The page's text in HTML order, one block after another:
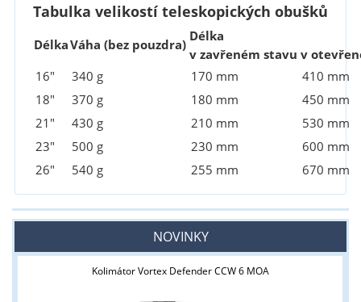
Tabulka velikostí teleskopických obušků
DélkaVáha (bez pouzdra)
Délka
v zavřeném stavu v
16"
340 g 170 mm
410 mm
18"
370 g 180 mm
450 mm
21"
430 g 210 mm
530 mm
23"
500 g 230 mm
600 mm
26"
540 g 255 mm 670 mm
NOVINKY
Kolimátor Vortex Defender CCW 6 MOA